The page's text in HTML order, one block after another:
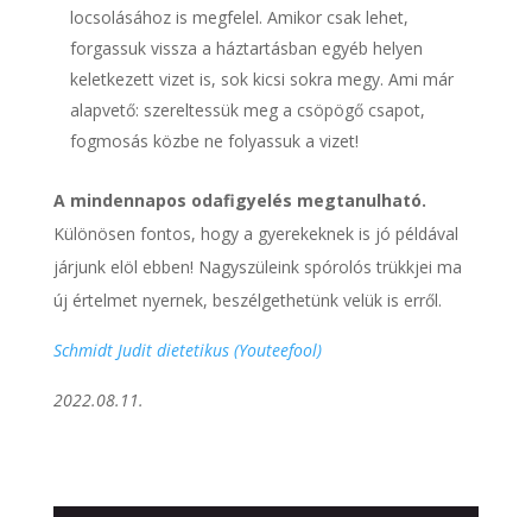
locsolásához is megfelel. Amikor csak lehet,
forgassuk vissza a háztartásban egyéb helyen
keletkezett vizet is, sok kicsi sokra megy. Ami már
alapvető: szereltessük meg a csöpögő csapot,
fogmosás közbe ne folyassuk a vizet!
A mindennapos odafigyelés megtanulható.
Különösen fontos, hogy a gyerekeknek is jó példával
járjunk elöl ebben! Nagyszüleink spórolós trükkjei ma
új értelmet nyernek, beszélgethetünk velük is erről.
Schmidt Judit dietetikus (Youteefool)
2022.08.11.